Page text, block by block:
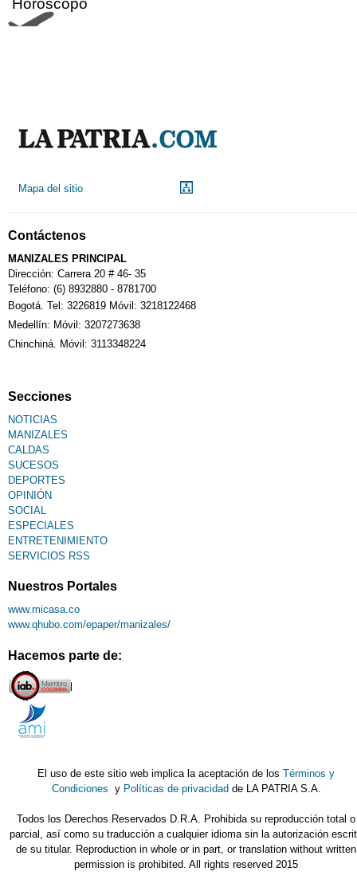
Horoscopo
Calendario Tributario
Sudoku
Mapa del sitio
Contáctenos
MANIZALES PRINCIPAL
Dirección: Carrera 20 # 46- 35
Teléfono: (6) 8932880 - 8781700
Bogotá. Tel: 3226819 Móvil: 3218122468
Medellín: Móvil: 3207273638
Chinchiná. Móvil: 3113348224
Secciones
NOTICIAS
MANIZALES
CALDAS
SUCESOS
DEPORTES
OPINIÓN
SOCIAL
ESPECIALES
ENTRETENIMIENTO
SERVICIOS RSS
Nuestros Portales
www.micasa.co
www.qhubo.com/epaper/manizales/
Hacemos parte de:
El uso de este sitio web implica la aceptación de losTérminos y
Condiciones y Políticas de privacidad de LA PATRIA S.A.
Todos los Derechos Reservados D.R.A. Prohibida su reproducción total o
parcial, así como su traducción a cualquier idioma sin la autorización
de su titular. Reproduction in whole or in part, or translation without written
permission is prohibited. All rights reserved 2015